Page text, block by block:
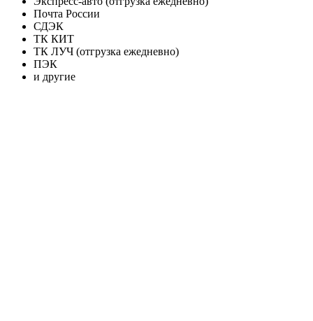
Почта России
СДЭК
ТК КИТ
ТК ЛУЧ (отгрузка ежедневно)
ПЭК
и другие